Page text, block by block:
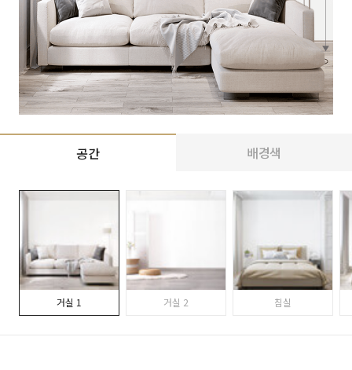
공간 배경색
거실 1 거실 2 침실